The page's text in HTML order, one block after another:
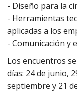
- Diseño para la
- Herramientas
aplicadas a los
- Comunicación y
Los encuentros
días: 24 de junio,
septiembre y 21